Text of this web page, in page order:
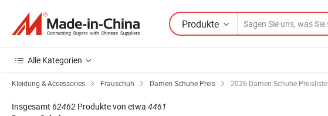
Produkte
Alle Kategorien
Kleidung & Accessories Frauschuh Damen Schuhe Preis 2026 Damen Schuhe Preisliste
Insgesamt 62462 Produkte von etwa 4461